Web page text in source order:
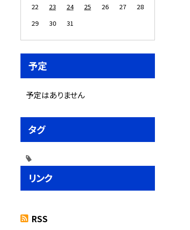
22
23 24 25 26 27
28
29
30 31
予定
予定はありません
タグ
リンク
RSS